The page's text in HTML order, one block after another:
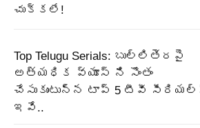
చుక్కలే!
Top Telugu Serials: బుల్లితెరపై
అత్యధిక వ్యూస్ ని సొంతం
చేసుకుంటున్న టాప్ 5 టీవీ
ఇవే..